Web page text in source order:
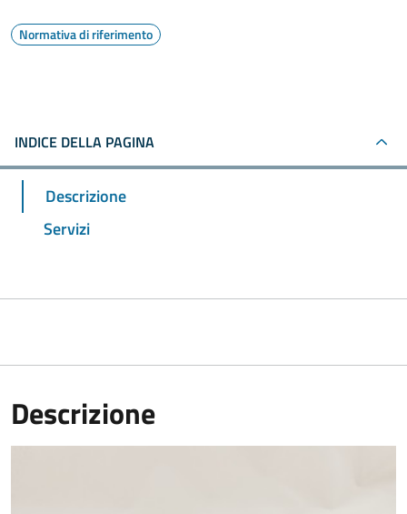
Normativa di riferimento
INDICE DELLA PAGINA
Descrizione
Servizi
Descrizione